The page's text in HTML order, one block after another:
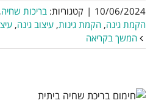
10/06/2024
| קטגוריות: בריכות שחיה,
הקמת גינה, הקמת גינות, עיצוב גינה,
המשך בקריאה